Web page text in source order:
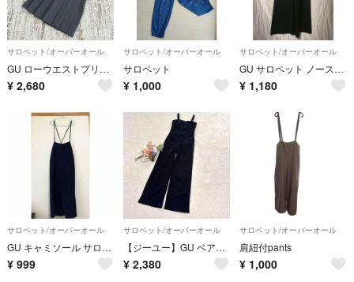
サロペット/オーバーオール
GU ローウエストプリーツジャンパードレスNTQ S グレー シンプル 重ね着
¥ 2,680
サロペット/オーバーオール
サロペット
¥ 1,000
サロペット/オーバーオール
GU サロペット ノースリーブ ネイビー レディース L
¥ 1,180
サロペット/オーバーオール
GU キャミソール サロペット オールインワン ワイドパンツ 黒 M
¥ 999
サロペット/オーバーオール
【ジーユー】GU ベアトップサロペットパンツ ブラック S ○
¥ 2,380
サロペット/オーバーオール
肩紐付pants
¥ 1,000